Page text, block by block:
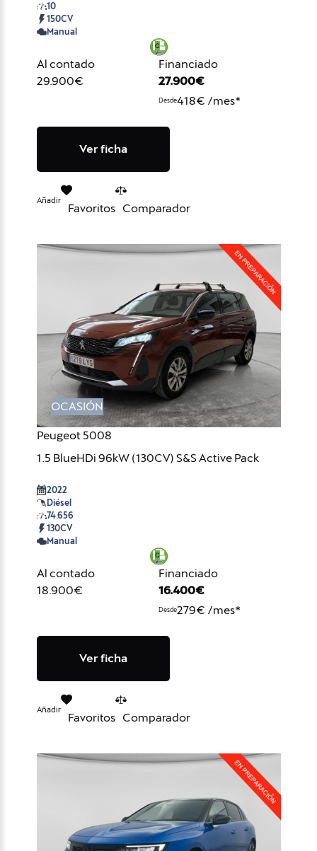
10
150CV
Manual
Al contado
29.900€
Financiado
27.900€
Desde418€ /mes*
Ver ficha
Añadir
Favoritos Comparador
OCASIÓN
Peugeot 5008
1.5 BlueHDi 96kW (130CV) S&S Active Pack
2022
Diésel
74.656
130CV
Manual
Al contado
18.900€
Financiado
16.400€
Desde279€ /mes*
Ver ficha
Añadir
Favoritos Comparador